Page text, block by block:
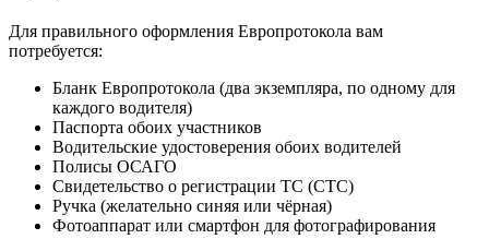
Для правильного оформления Европротокола вам
потребуется:
Бланк Европротокола (два экземпляра, по одному для
каждого водителя)
Паспорта обоих участников
Водительские удостоверения обоих водителей
Полисы ОСАГО
Свидетельство о регистрации ТС (СТС)
Ручка (желательно синяя или чёрная)
Фотоаппарат или смартфон для фотографирования